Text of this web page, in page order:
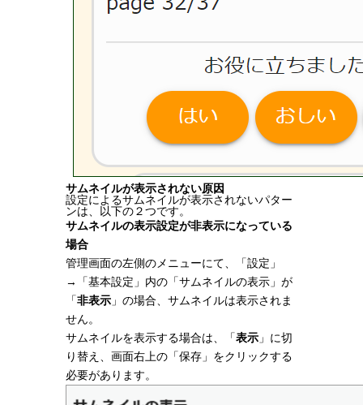
サムネイルが表示されない原因
設定によるサムネイルが表示されないパター
ンは、以下の２つです。
サムネイルの表示設定が非表示になっている
場合
管理画面の左側のメニューにて、「設定」
→「基本設定」内の「サムネイルの表示」が
「非表示 」の場合、サムネイルは表示されま
せん。
サムネイルを表示する場合は、「表示 」に切
り替え、画面右上の「保存」をクリックする
必要があります。